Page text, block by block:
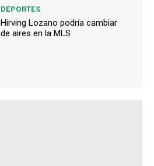
DEPORTES
Hirving Lozano podría cambiar
de aires en la MLS